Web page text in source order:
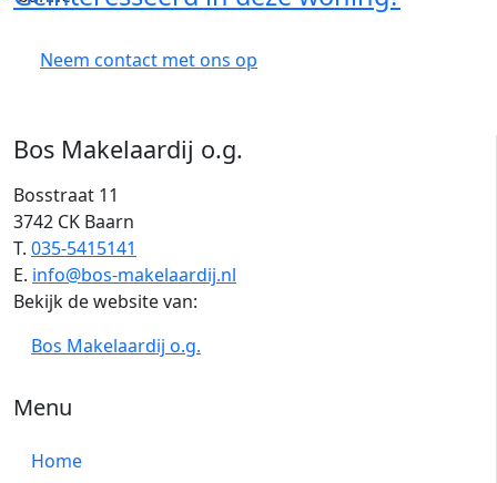
Neem contact met ons op
Bos Makelaardij o.g.
Bosstraat 11
3742 CK Baarn
T. 035-5415141
E. info@bos-makelaardij.nl
Bekijk de website van:
Bos Makelaardij o.g.
Menu
Home